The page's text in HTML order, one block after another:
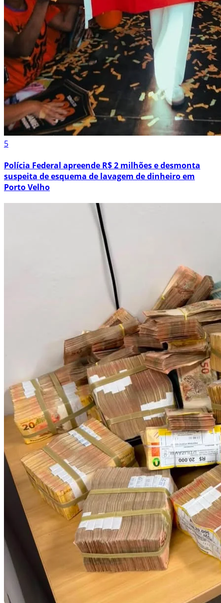
5
Polícia Federal apreende R$ 2 milhões e desmonta
suspeita de esquema de lavagem de dinheiro em
Porto Velho